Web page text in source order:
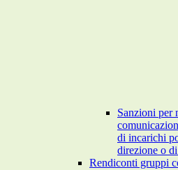
Sanzioni per
di incarichi
direzione o
Rendiconti gruppi